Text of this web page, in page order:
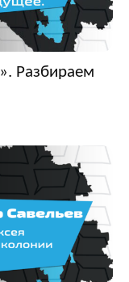
Разбираем